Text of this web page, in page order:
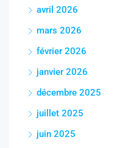
avril 2026
mars 2026
février 2026
janvier 2026
décembre 2025
juillet 2025
juin 2025